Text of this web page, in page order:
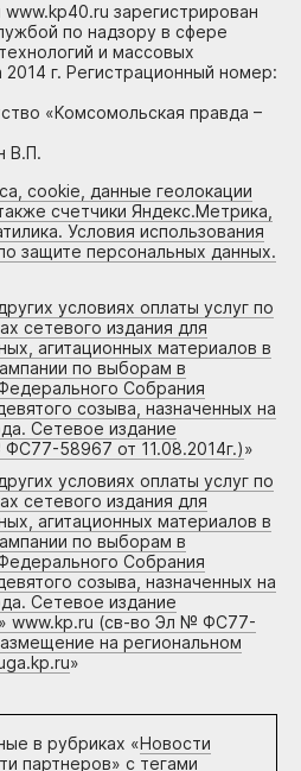
зарегистрирован
по надзору в сфере
и массовых
2014 г. Регистрационный номер:
«Комсомольская правда –
В.П.
cookie, данные геолокации
счетчики Яндекс.Метрика,
Условия использования
защите персональных данных.
условиях оплаты услуг по
сетевого издания для
агитационных материалов в
по выборам в
Собрания
созыва, назначенных на
Сетевое издание
58967 от 11.08.2014г.)»
условиях оплаты услуг по
сетевого издания для
агитационных материалов в
по выборам в
Собрания
созыва, назначенных на
Сетевое издание
www.kp.ru (св-во Эл № ФС77-
на региональном
»
в рубриках «Новости
партнеров» с тегами